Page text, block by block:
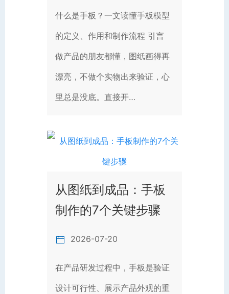
什么是手板？一文读懂手板模型
的定义、作用和制作流程 引言
做产品的朋友都懂，图纸画得再
漂亮，不做个实物出来验证，心
里总是没底。直接开…
从图纸到成品：手板
制作的7个关键步骤
2026-07-20
在产品研发过程中，手板是验证
设计可行性、展示产品外观的重